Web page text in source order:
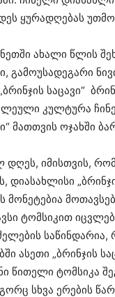
ყურადღებას
ახალი წლის
გამოუსადეგარი
„ბრინჯის საცავი“
კულტურა
მათთვის ოჯახში
იმისთვის,
დიასახლისი
ტომსიკით
ასეთი „ბრინჯის
წითელი ტომსიკა
სხვა ერების